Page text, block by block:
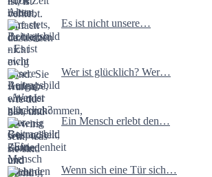
Es ist nicht unsere…
Wer ist glücklich? Wer…
Ein Mensch erlebt den…
Wenn sich eine Tür sich…